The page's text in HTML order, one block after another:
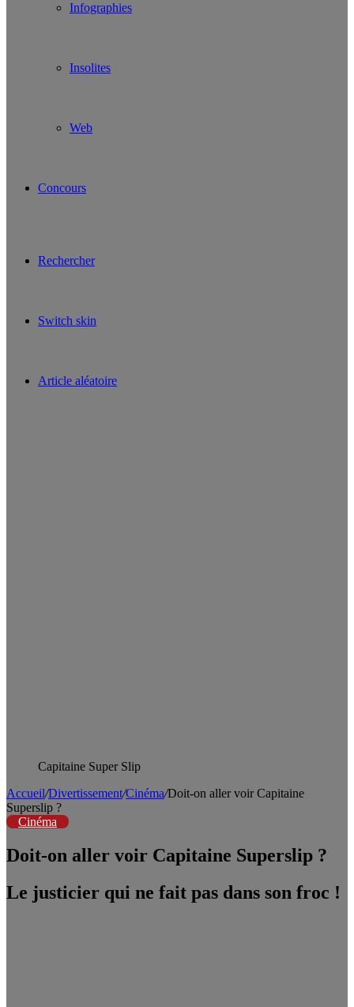
Infographies
Insolites
Web
Concours
Rechercher
Switch skin
Article aléatoire
Capitaine Super Slip
Accueil/Divertissement/Cinéma/Doit-on aller voir Capitaine
Superslip ?
Cinéma
Doit-on aller voir Capitaine Superslip ?
Le justicier qui ne fait pas dans son froc !